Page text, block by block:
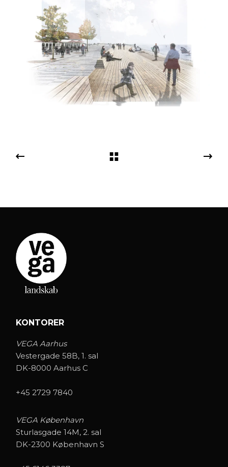
KONTORER
VEGA Aarhus
Vestergade 58B, 1. sal
DK-8000 Aarhus C
+45 2729 7840
VEGA København
Sturlasgade 14M, 2. sal
DK-2300 København S